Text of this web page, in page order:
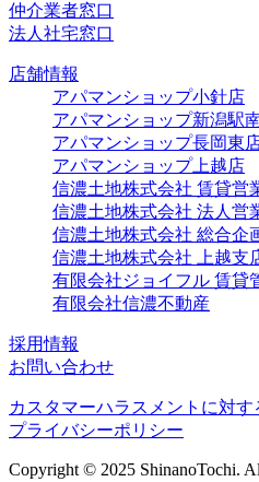
仲介業者窓口
法人社宅窓口
店舗情報
アパマンショップ小針店
アパマンショップ新潟駅
アパマンショップ長岡東
アパマンショップ上越店
信濃土地株式会社 賃貸営
信濃土地株式会社 法人営
信濃土地株式会社 総合企
信濃土地株式会社 上越支
有限会社ジョイフル 賃貸
有限会社信濃不動産
採用情報
お問い合わせ
カスタマーハラスメントに対す
プライバシーポリシー
Copyright © 2025 ShinanoTochi.